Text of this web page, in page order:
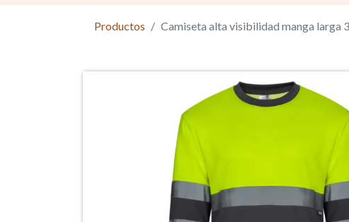
Productos Camiseta alta visibilidad manga larga